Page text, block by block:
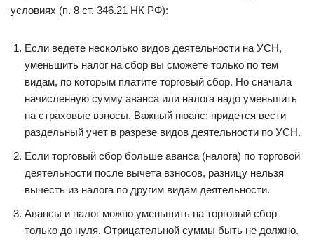
условиях (п. 8 ст. 346.21 НК РФ):
Если ведете несколько видов деятельности на УСН,
уменьшить налог на сбор вы сможете только по тем
видам, по которым платите торговый сбор. Но сначала
начисленную сумму аванса или налога надо уменьшить
на страховые взносы. Важный нюанс: придется вести
раздельный учет в разрезе видов деятельности по УСН.
Если торговый сбор больше аванса (налога) по торговой
деятельности после вычета взносов, разницу нельзя
вычесть из налога по другим видам деятельности.
Авансы и налог можно уменьшить на торговый сбор
только до нуля. Отрицательной суммы быть не должно.